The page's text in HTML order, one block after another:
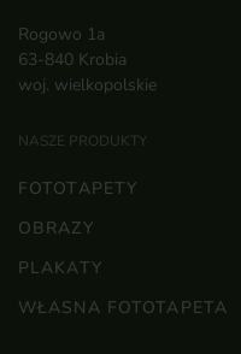
Rogowo 1a
63-840 Krobia
woj. wielkopolskie
NASZE PRODUKTY
FOTOTAPETY
OBRAZY
PLAKATY
WŁASNA FOTOTAPETA